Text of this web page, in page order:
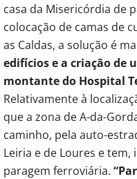
casa da Misericórdia de
colocação de camas de
as Caldas, a solução é
edifícios e a criação de
montante do Hospital
Relativamente à
que a zona de A-da-
caminho, pela auto-
Leiria e de Loures e
paragem ferroviária.